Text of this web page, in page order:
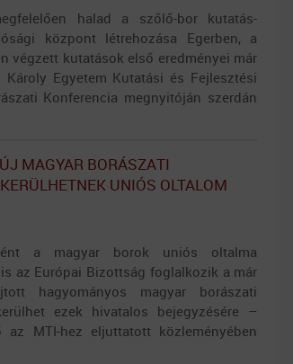
halad a szőlő-bor kutatás-
központ létrehozása Egerben, a
végzett kutatások első eredményei már
Egyetem Kutatási és Fejlesztési
Konferencia megnyitóján szerdán
MAGYAR BORÁSZATI
UNIÓS OLTALOM
a magyar borok uniós oltalma
az Európai Bizottság foglalkozik a már
hagyományos magyar borászati
ezek hivatalos bejegyzésére –
MTI-hez eljuttatott közleményében